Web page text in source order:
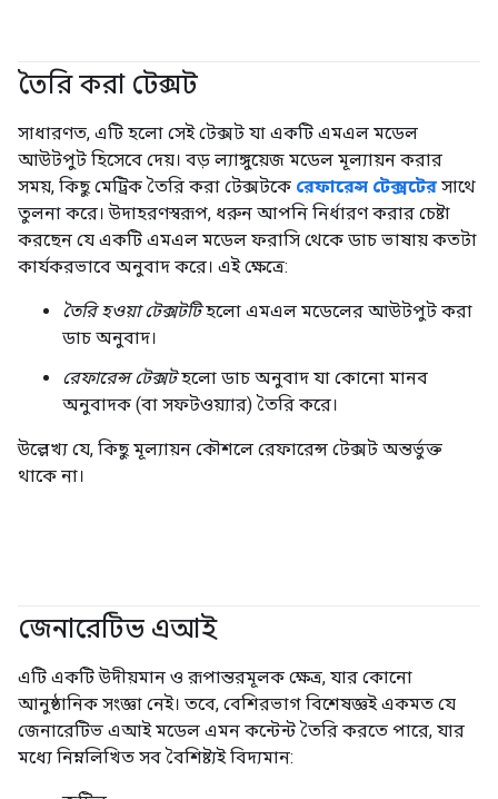
তৈরি করা টেক্সট
সাধারণত, এটি হলো সেই টেক্সট যা একটি এমএল মডেল
আউটপুট হিসেবে দেয়। বড় ল্যাঙ্গুয়েজ মডেল মূল্যায়ন করার
সময়, কিছু মেট্রিক তৈরি করা টেক্সটকে রেফারেন্স টেক্সটের সাথে
তুলনা করে। উদাহরণস্বরূপ, ধরুন আপনি নির্ধারণ করার চেষ্টা
করছেন যে একটি এমএল মডেল ফরাসি থেকে ডাচ ভাষায় কতটা
কার্যকরভাবে অনুবাদ করে। এই ক্ষেত্রে:
তৈরি হওয়া টেক্সটটিহলো এমএল মডেলের আউটপুট করা
ডাচ অনুবাদ।
রেফারেন্স টেক্সটহলো ডাচ অনুবাদ যা কোনো মানব
অনুবাদক (বা সফটওয়্যার) তৈরি করে।
উল্লেখ্য যে, কিছু মূল্যায়ন কৌশলে রেফারেন্স টেক্সট অন্তর্ভুক্ত
থাকে না।
জেনারেটিভ এআই
এটি একটি উদীয়মান ও রূপান্তরমূলক ক্ষেত্র, যার কোনো
আনুষ্ঠানিক সংজ্ঞা নেই। তবে, বেশিরভাগ বিশেষজ্ঞই একমত যে
জেনারেটিভ এআই মডেল এমন কন্টেন্ট তৈরি করতে পারে, যার
মধ্যে নিম্নলিখিত সব বৈশিষ্ট্যই বিদ্যমান: